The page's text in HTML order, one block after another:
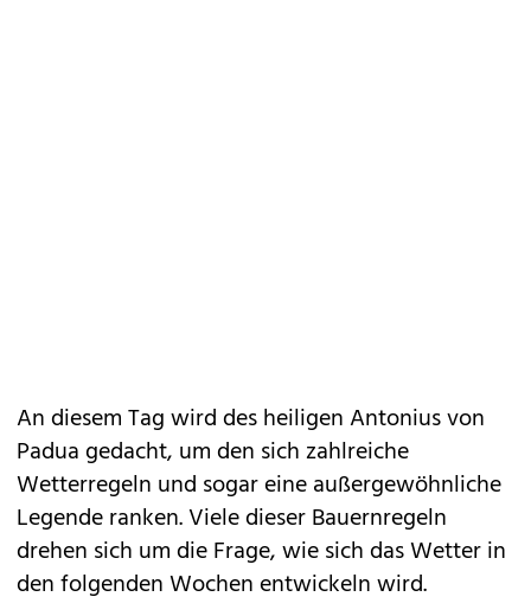
An diesem Tag wird des heiligen Antonius von
Padua gedacht, um den sich zahlreiche
Wetterregeln und sogar eine außergewöhnliche
Legende ranken. Viele dieser Bauernregeln
drehen sich um die Frage, wie sich das Wetter in
den folgenden Wochen entwickeln wird.